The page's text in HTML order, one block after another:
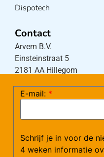
Dispotech
Contact
Arvem B.V.
Einsteinstraat 5
2181 AA Hillegom
(maandag – donderdag
Mail:
E-mail: *
Schrijf je in voor de
4 weken informatie